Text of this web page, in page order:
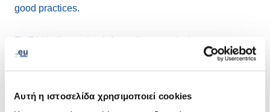
Αυτή η ιστοσελίδα χρησιμοποιεί cookies
good practices.
EURid believes that information security is a
fundamental building block of our business and is
therefore engaged in following activates during the